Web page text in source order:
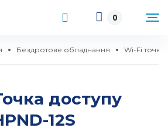
0
Бездротове обладнання Wi-Fi точки
доступу
12S